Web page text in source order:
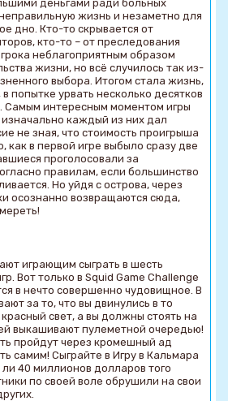
деньгами ради больных
жизнь и незаметно для
дно. Кто-то скрывается от
кто-то – от преследования
неблагоприятным образом
жизни, но всё случилось так из-
выбора. Итогом стала жизнь,
попытке урвать несколько десятков
Самым интересным моментом игры
изначально каждый из них дал
не зная, что стоимость проигрыша
как в первой игре выбыло сразу две
проголосовали за
правилам, если большинство
Но уйдя с острова, через
осознанно возвращаются сюда,
играющим сыграть в шесть
Вот только в Squid Game Challenge
в нечто совершенно чудовищное. В
за то, что вы двинулись в то
свет, а вы должны стоять на
выкашивают пулеметной очередью!
пройдут через кромешный ад
самим! Сыграйте в Игру в Кальмара
40 миллионов долларов того
по своей воле обрушили на свои